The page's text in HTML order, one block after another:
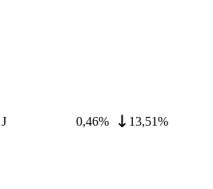
J 0,46% 13,51%